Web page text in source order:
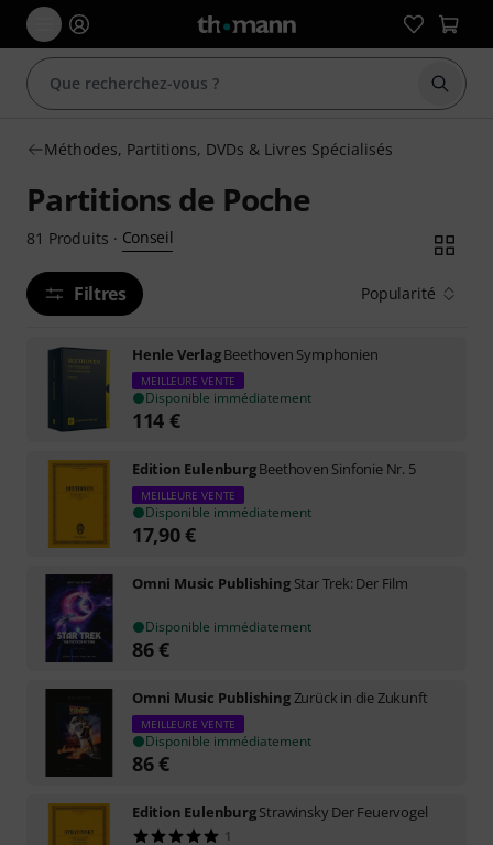
Méthodes, Partitions, DVDs & Livres Spécialisés
Partitions de Poche
81 Produits · Conseil
Filtres Popularité
Henle VerlagBeethoven Symphonien
MEILLEURE VENTE
Disponible immédiatement
114 €
Edition EulenburgBeethoven Sinfonie Nr. 5
MEILLEURE VENTE
Disponible immédiatement
17,90€
Omni Music Publishing Star Trek: Der Film
Disponible immédiatement
86€
Omni Music PublishingZurück in die Zukunft
MEILLEURE VENTE
Disponible immédiatement
86€
Edition EulenburgStrawinsky Der Feuervogel
1